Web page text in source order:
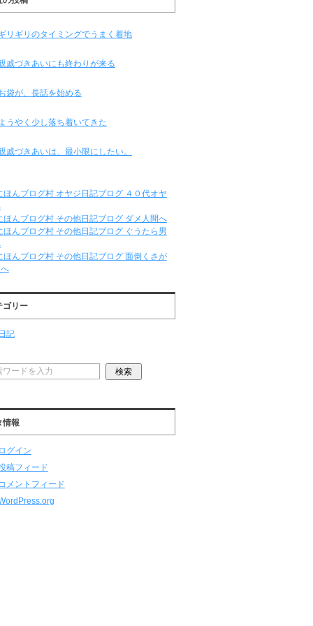
リギリのタイミングでうまく着地
戚づきあいにも終わりが来る
袋が、長話を始める
うやく少し落ち着いてきた
戚づきあいは、最小限にしたい。
ゴリー
記
情報
グイン
稿フィード
メントフィード